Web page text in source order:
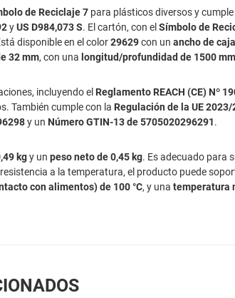
de Reciclaje 7 para plásticos diversos y
yUS D984,073 S. El cartón, con el Símbolo de
disponible en el color29629con un ancho de
32 mm, con una longitud/profundidad de 1500 mm
incluyendo el Reglamento REACH (CE) Nº
También cumple con la Regulación de la UE 2023/
y un Número GTIN-13 de 5705020296291.
kgy un peso neto de 0,45 kg. Es adecuado para
a la temperatura, el producto puede
con alimentos) de 100 °C, y una temperatura